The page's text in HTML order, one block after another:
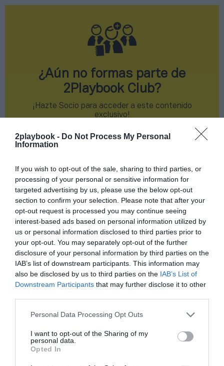
2playbook - Do Not Process My Personal
Information
If you wish to opt-out of the sale, sharing to third parties, or
processing of your personal or sensitive information for
targeted advertising by us, please use the below opt-out
section to confirm your selection. Please note that after your
opt-out request is processed you may continue seeing
interest-based ads based on personal information utilized by
us or personal information disclosed to third parties prior to
your opt-out. You may separately opt-out of the further
disclosure of your personal information by third parties on the
IAB’s list of downstream participants. This information may
also be disclosed by us to third parties on the IAB’s List of
Downstream Participants that may further disclose it to other
Personal Data Processing Opt Outs
I want to opt-out of the Sharing of my
personal data.
Opted In
Índex2P
Mutua Madrid Open
Mutua Madrileña
¿Aún no formas parte de
2Playbook Club?
¡Hazte Socio para acceder a este contenido
exclusivo!
¡Suscríbete! Inicia sesión
Compartir